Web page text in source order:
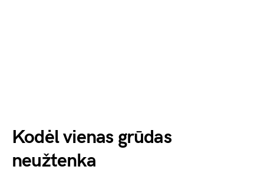
Kodėl vienas grūdas
neužtenka